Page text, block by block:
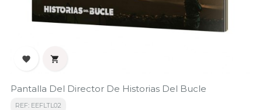
 
Pantalla Del Director De Historias Del Bucle
REF: EEFLTL02